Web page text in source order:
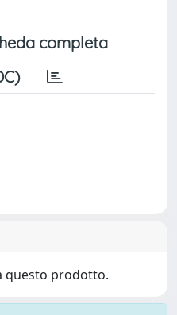
completa
questo prodotto.